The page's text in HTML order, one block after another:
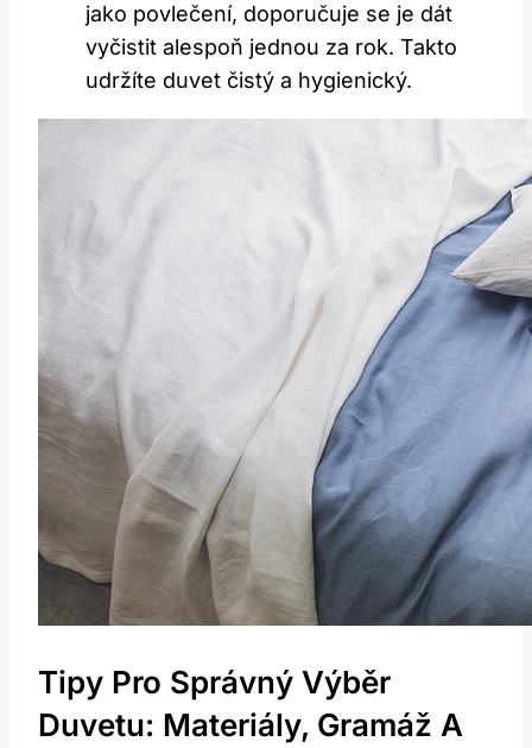
jako povlečení, doporučuje se je dát
vyčistit alespoň jednou za rok. Takto
udržíte duvet čistý a hygienický.
Tipy Pro Správný Výběr
Duvetu: Materiály, Gramáž A